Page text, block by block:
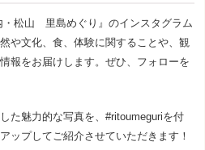
・松山 里島めぐり』のインスタグラム
や文化、食、体験に関することや、観
報をお届けします。ぜひ、フォローを
た魅力的な写真を、#ritoumeguriを付
ップしてご紹介させていただきます！